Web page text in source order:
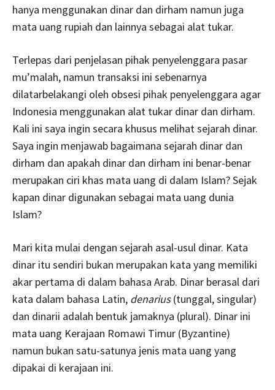
hanya menggunakan dinar dan dirham namun juga
mata uang rupiah dan lainnya sebagai alat tukar.
Terlepas dari penjelasan pihak penyelenggara pasar
mu’malah, namun transaksi ini sebenarnya
dilatarbelakangi oleh obsesi pihak penyelenggara agar
Indonesia menggunakan alat tukar dinar dan dirham.
Kali ini saya ingin secara khusus melihat sejarah dinar.
Saya ingin menjawab bagaimana sejarah dinar dan
dirham dan apakah dinar dan dirham ini benar-benar
merupakan ciri khas mata uang di dalam Islam? Sejak
kapan dinar digunakan sebagai mata uang dunia
Islam?
Mari kita mulai dengan sejarah asal-usul dinar. Kata
dinar itu sendiri bukan merupakan kata yang memiliki
akar pertama di dalam bahasa Arab. Dinar berasal dari
kata dalam bahasa Latin, denarius(tunggal, singular)
dan dinarii adalah bentuk jamaknya (plural). Dinar ini
mata uang Kerajaan Romawi Timur (Byzantine)
namun bukan satu-satunya jenis mata uang yang
dipakai di kerajaan ini.